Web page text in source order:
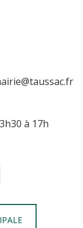
à 17h